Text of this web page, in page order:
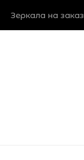
Зеркала на заказ